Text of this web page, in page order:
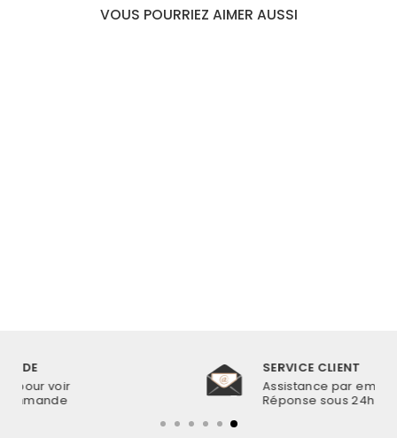
VOUS POURRIEZ AIMER AUSSI
SERVICE CLIENT
Assistance par emails 6j/7
Réponse sous 24h